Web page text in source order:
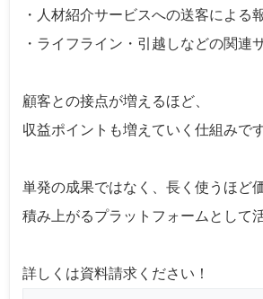
・人材紹介サービスへの送客による
・ライフライン・引越しなどの関連
顧客との接点が増えるほど、
収益ポイントも増えていく仕組みです
単発の成果ではなく、長く使うほど
積み上がるプラットフォームとして
詳しくは資料請求ください！